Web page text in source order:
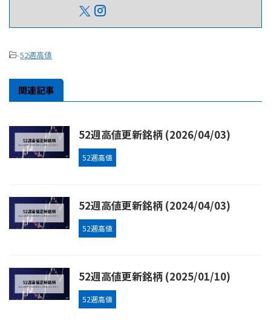
-52週高値
関連記事
52週高値更新銘柄 (2026/04/03)
52週高値
52週高値更新銘柄 (2024/04/03)
52週高値
52週高値更新銘柄 (2025/01/10)
52週高値